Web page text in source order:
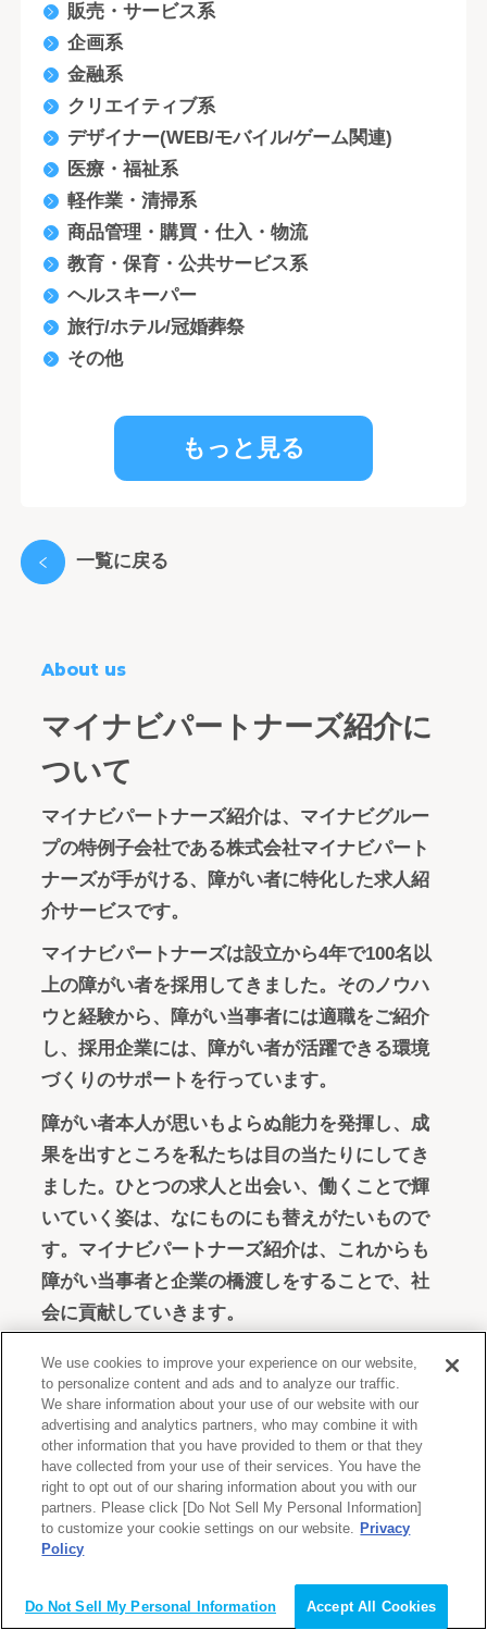
販売・サービス系
企画系
金融系
クリエイティブ系
デザイナー(WEB/モバイル/ゲーム関連)
医療・福祉系
軽作業・清掃系
商品管理・購買・仕入・物流
教育・保育・公共サービス系
ヘルスキーパー
旅行/ホテル/冠婚葬祭
その他
もっと見る
一覧に戻る
About us
マイナビパートナーズ紹介に
ついて
マイナビパートナーズ紹介は、マイナビグルー
プの特例子会社である株式会社マイナビパート
ナーズが手がける、障がい者に特化した求人紹
介サービスです。
マイナビパートナーズは設立から4年で100名以
上の障がい者を採用してきました。そのノウハ
ウと経験から、障がい当事者には適職をご紹介
し、採用企業には、障がい者が活躍できる環境
づくりのサポートを行っています。
障がい者本人が思いもよらぬ能力を発揮し、成
果を出すところを私たちは目の当たりにしてき
ました。ひとつの求人と出会い、働くことで輝
いていく姿は、なにものにも替えがたいもので
す。マイナビパートナーズ紹介は、これからも
障がい当事者と企業の橋渡しをすることで、社
会に貢献していきます。
マイナビパートナーズ紹介と
は
We use cookies to improve your experience on our website,
to personalize content and ads and to analyze our traffic.
We share information about your use of our website with our
advertising and analytics partners, who may combine it with
other information that you have provided to them or that they
have collected from your use of their services. You have the
right to opt out of our sharing information about you with our
partners. Please click [Do Not Sell My Personal Information]
to customize your cookie settings on our website. Privacy
Policy
Do Not Sell My Personal Information Accept All Cookies